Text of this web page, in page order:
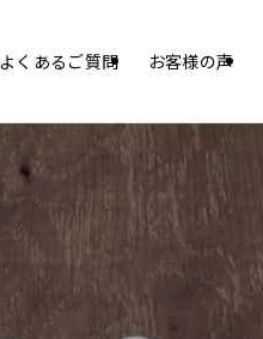
よくあるご質問 お客様の声